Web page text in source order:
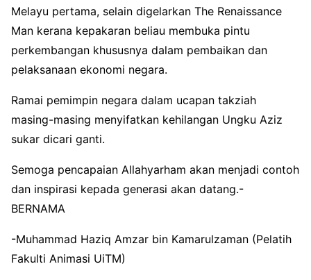
Melayu pertama, selain digelarkan The Renaissance
Man kerana kepakaran beliau membuka pintu
perkembangan khususnya dalam pembaikan dan
pelaksanaan ekonomi negara.
Ramai pemimpin negara dalam ucapan takziah
masing-masing menyifatkan kehilangan Ungku Aziz
sukar dicari ganti.
Semoga pencapaian Allahyarham akan menjadi contoh
dan inspirasi kepada generasi akan datang.-
BERNAMA
-Muhammad Haziq Amzar bin Kamarulzaman (Pelatih
Fakulti Animasi UiTM)